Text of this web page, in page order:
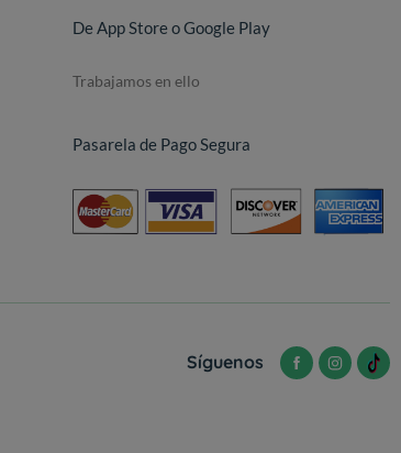
De App Store o Google Play
Trabajamos en ello
Pasarela de Pago Segura
Síguenos